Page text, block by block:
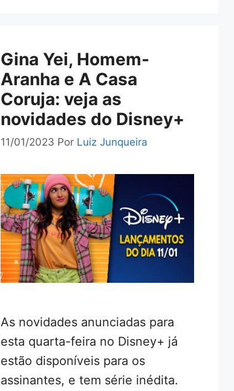
Gina Yei, Homem-
Aranha e A Casa
Coruja: veja as
novidades do Disney+
11/01/2023 Por Luiz Junqueira
As novidades anunciadas para
esta quarta-feira no Disney+ já
estão disponíveis para os
assinantes, e tem série inédita.